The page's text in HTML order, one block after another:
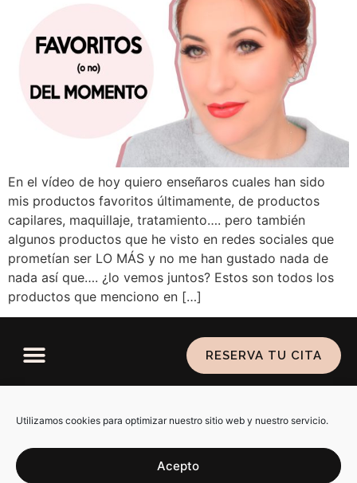
Utilizamos cookies para optimizar nuestro sitio web y nuestro servicio.
Acepto
En el vídeo de hoy quiero enseñaros cuales han sido
mis productos favoritos últimamente, de productos
capilares, maquillaje, tratamiento…. pero también
algunos productos que he visto en redes sociales que
prometían ser LO MÁS y no me han gustado nada de
nada así que…. ¿lo vemos juntos? Estos son todos los
productos que menciono en […]
RESERVA TU CITA
cookies